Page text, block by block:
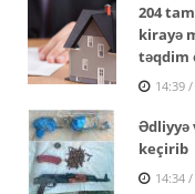
204
kirayə
təqdim
14:39
Ədliyyə
keçirib
14:34